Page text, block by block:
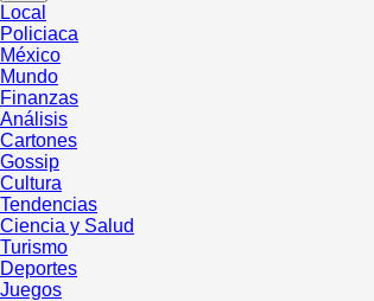
Local
Policiaca
México
Mundo
Finanzas
Análisis
Cartones
Gossip
Cultura
Tendencias
Ciencia y Salud
Turismo
Deportes
Juegos